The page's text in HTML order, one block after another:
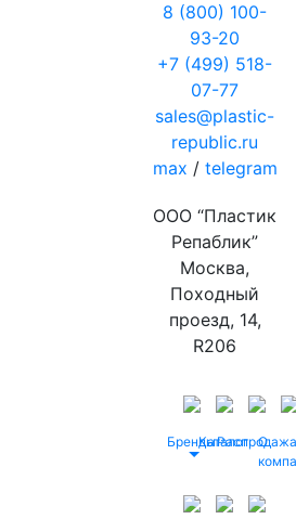
8 (800) 100-
93-20
+7 (499) 518-
07-77
sales@plastic-
republic.ru
max / telegram
ООО “Пластик
Репаблик”
Москва,
Походный
проезд, 14,
R206
БрендыКаталог
Распродажа
О